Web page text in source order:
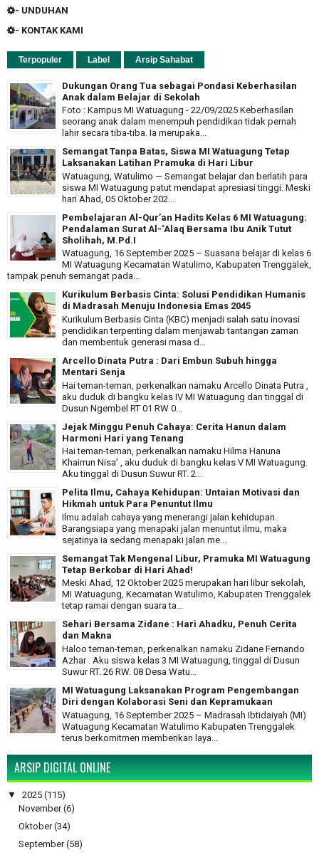
- UNDUHAN
- KONTAK KAMI
Terpopuler Label Arsip Sahabat
Dukungan Orang Tua sebagai Pondasi Keberhasilan
Anak dalam Belajar di Sekolah
Foto : Kampus MI Watuagung - 22/09/2025 Keberhasilan
seorang anak dalam menempuh pendidikan tidak pernah
lahir secara tiba-tiba. Ia merupaka...
Semangat Tanpa Batas, Siswa MI Watuagung Tetap
Laksanakan Latihan Pramuka di Hari Libur
Watuagung, Watulimo — Semangat belajar dan berlatih para
siswa MI Watuagung patut mendapat apresiasi tinggi. Meski
hari Ahad, 05 Oktober 202...
Pembelajaran Al-Qur’an Hadits Kelas 6 MI Watuagung:
Pendalaman Surat Al-‘Alaq Bersama Ibu Anik Tutut
Sholihah, M.Pd.I
Watuagung, 16 September 2025 – Suasana belajar di kelas 6
MI Watuagung Kecamatan Watulimo, Kabupaten Trenggalek,
tampak penuh semangat pada...
Kurikulum Berbasis Cinta: Solusi Pendidikan Humanis
di Madrasah Menuju Indonesia Emas 2045
Kurikulum Berbasis Cinta (KBC) menjadi salah satu inovasi
pendidikan terpenting dalam menjawab tantangan zaman
dan membentuk generasi masa d...
Arcello Dinata Putra : Dari Embun Subuh hingga
Mentari Senja
Hai teman-teman, perkenalkan namaku Arcello Dinata Putra ,
aku duduk di bangku kelas IV MI Watuagung dan tinggal di
Dusun Ngembel RT 01 RW 0...
Jejak Minggu Penuh Cahaya: Cerita Hanun dalam
Harmoni Hari yang Tenang
Hai teman-teman, perkenalkan namaku Hilma Hanuna
Khairrun Nisa’ , aku duduk di bangku kelas V MI Watuagung.
Aku tinggal di Dusun Suwur RT. 2...
Pelita Ilmu, Cahaya Kehidupan: Untaian Motivasi dan
Hikmah untuk Para Penuntut Ilmu
Ilmu adalah cahaya yang menerangi jalan kehidupan.
Barangsiapa yang menapaki jalan menuntut ilmu, maka
sejatinya ia sedang menapaki jalan me...
Semangat Tak Mengenal Libur, Pramuka MI Watuagung
Tetap Berkobar di Hari Ahad!
Meski Ahad, 12 Oktober 2025 merupakan hari libur sekolah,
MI Watuagung, Kecamatan Watulimo, Kabupaten Trenggalek
tetap ramai dengan suara ta...
Sehari Bersama Zidane : Hari Ahadku, Penuh Cerita
dan Makna
Haloo teman-teman, perkenalkan namaku Zidane Fernando
Azhar . Aku siswa kelas 3 MI Watuagung, tinggal di Dusun
Suwur RT. 26 RW. 08 Desa Watu...
MI Watuagung Laksanakan Program Pengembangan
Diri dengan Kolaborasi Seni dan Kepramukaan
Watuagung, 16 September 2025 – Madrasah Ibtidaiyah (MI)
Watuagung Kecamatan Watulimo Kabupaten Trenggalek
terus berkomitmen memberikan laya...
ARSIP DIGITAL ONLINE
▼ 2025 (115)
November (6)
Oktober (34)
September (58)